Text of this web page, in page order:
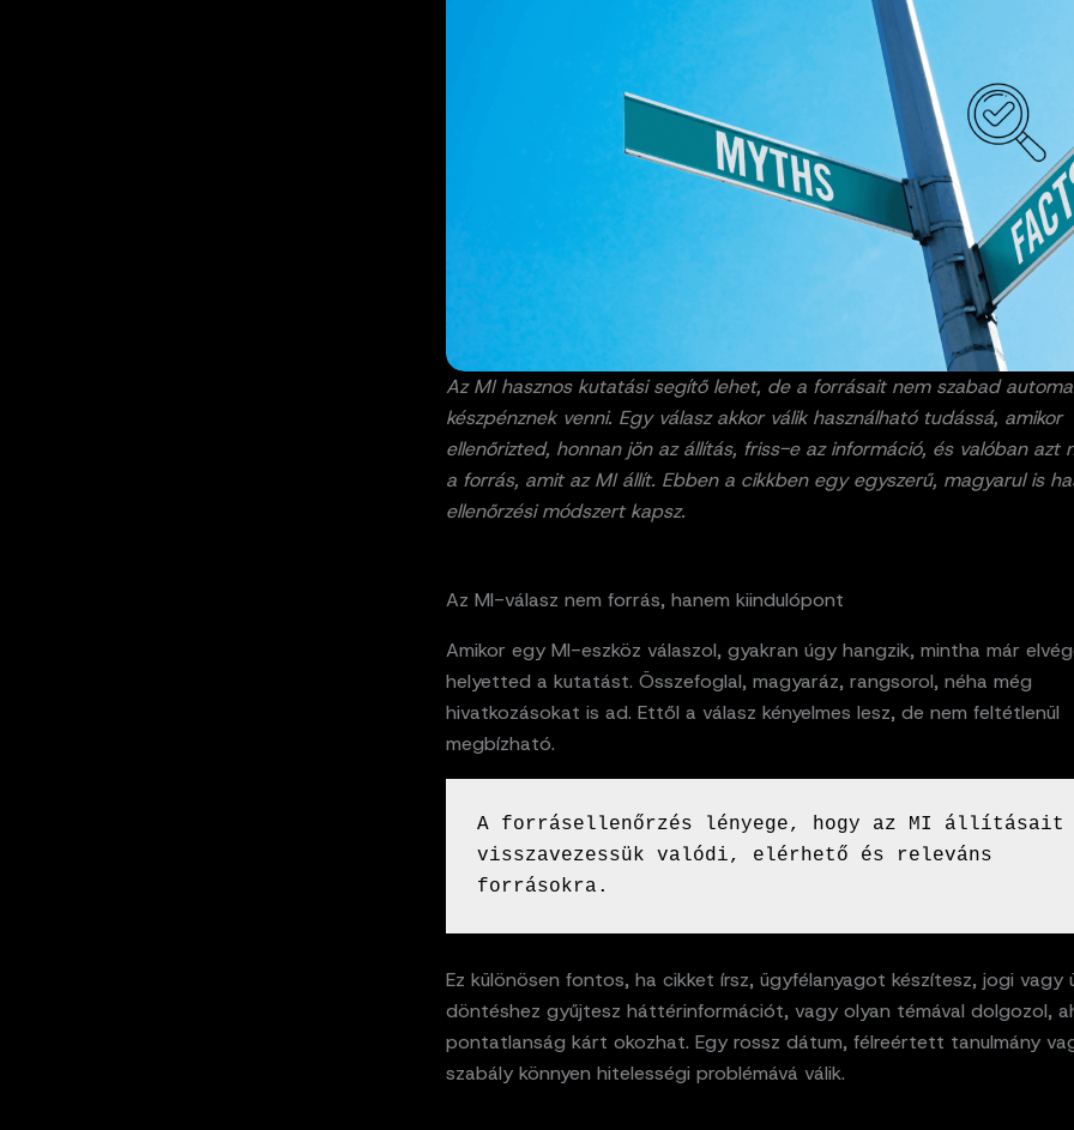
Az MI hasznos kutatási segítő lehet, de a forrásait nem szabad
készpénznek venni. Egy válasz akkor válik használható tudássá, amikor
ellenőrizted, honnan jön az állítás, friss-e az információ, és valóban azt
a forrás, amit az MI állít. Ebben a cikkben egy egyszerű, magyarul is
ellenőrzési módszert kapsz.
Az MI-válasz nem forrás, hanem kiindulópont
Amikor egy MI-eszköz válaszol, gyakran úgy hangzik, mintha már
helyetted a kutatást. Összefoglal, magyaráz, rangsorol, néha még
hivatkozásokat is ad. Ettől a válasz kényelmes lesz, de nem feltétlenül
megbízható.
A forrásellenőrzés lényege, hogy az MI állításait
visszavezessük valódi, elérhető és releváns
forrásokra.
Ez különösen fontos, ha cikket írsz, ügyfélanyagot készítesz, jogi vagy
döntéshez gyűjtesz háttérinformációt, vagy olyan témával dolgozol,
pontatlanság kárt okozhat. Egy rossz dátum, félreértett tanulmány
szabály könnyen hitelességi problémává válik.